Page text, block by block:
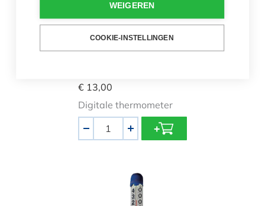
€ 13,00
Digitale thermometer
+
Thermometer tube XL Blauw
WEIGEREN
COOKIE-INSTELLINGEN